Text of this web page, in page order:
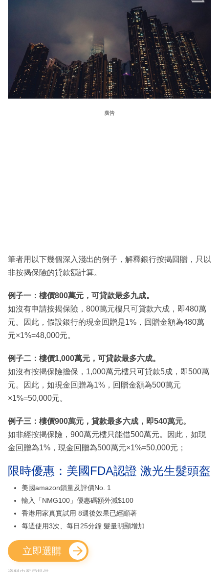
廣告
筆者用以下幾個深入淺出的例子，解釋銀行按揭回贈，只以
非按揭保險的貸款額計算。
例子一：樓價800萬元，可貸款最多九成。
如沒有申請按揭保險，800萬元樓只可貸款六成，即480萬
元。因此，假設銀行的現金回贈是1%，回贈金額為480萬
元×1%=48,000元。
例子二：樓價1,000萬元，可貸款最多六成。
如沒有按揭保險擔保，1,000萬元樓只可貸款5成，即500萬
元。因此，如現金回贈為1%，回贈金額為500萬元
×1%=50,000元。
例子三：樓價900萬元，貸款最多六成，即540萬元。
如非經按揭保險，900萬元樓只能借500萬元。因此，如現
金回贈為1%，現金回贈為500萬元×1%=50,000元；
限時優惠：美國FDA認證 激光生髮頭盔
美國amazon鎖量及評價No. 1
輸入「NMG100」優惠碼額外減$100
香港用家真實試用 8週後效果已經顯著
每週使用3次、每日25分鐘 髮量明顯增加
立即選購